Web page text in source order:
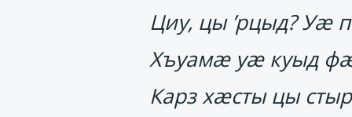
Циу, цы ’рцыд? Уӕ
Хъуамӕ уӕ куыд
Карз хӕсты цы